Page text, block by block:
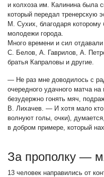
и колхоза им. Калинина была
который передал тренерскую
М. Сухих, благодаря
молодежи города.
Много времени и сил
С. Белов, А. Гаврилов, А.
братья Капраловы и другие.
— Не раз мне доводилось с
очередного удачного матча
безудержно гонять мяч,
В. Лихачев. — И хотя мало
волнуют голы, очки),
в добром примере, который
За прополку —
13 человек направились от